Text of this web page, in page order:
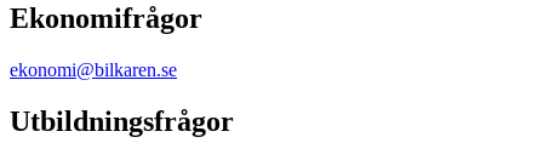
Ekonomifrågor
ekonomi@bilkaren.se
Utbildningsfrågor